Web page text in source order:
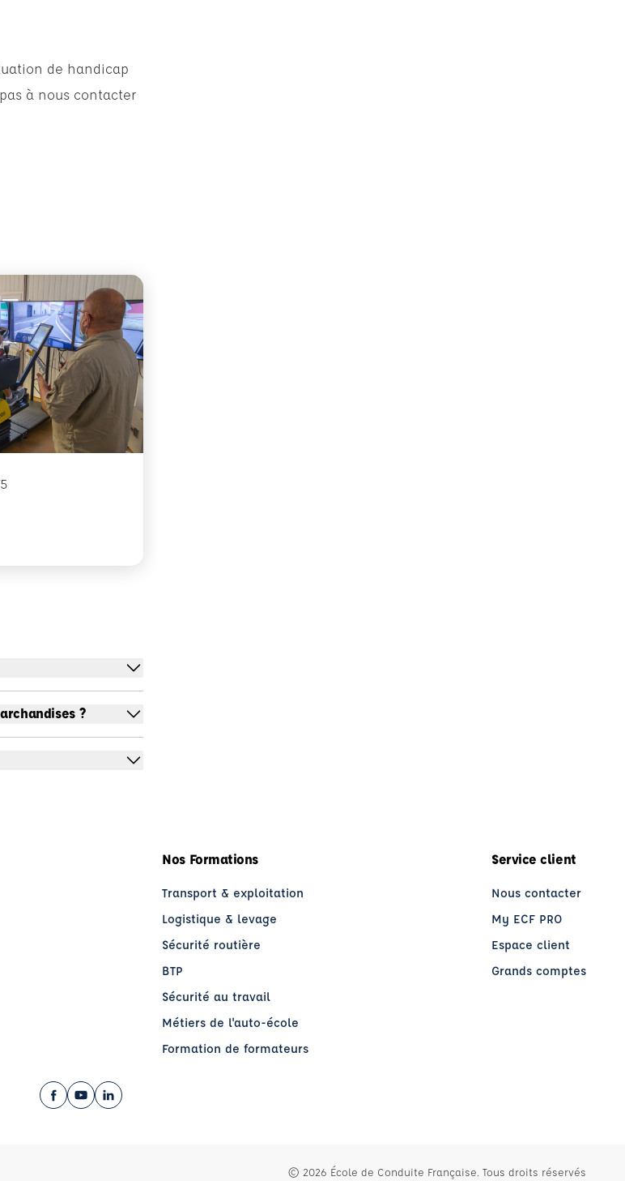
de handicap
à nous contacter
?
Nos Formations
Transport & exploitation
Logistique & levage
Sécurité routière
BTP
Sécurité au travail
Métiers de l'auto-école
Formation de formateurs
Service client
Nous contacter
My ECF PRO
Espace client
Grands comptes
Facebook (nouvelle fenêtre)
YouTube (nouvelle fenêtre)
LinkedIn (nouvelle fenêtre)
© 2026 École de Conduite Française. Tous droits réservés